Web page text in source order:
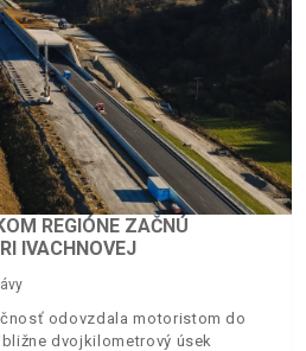
REGIÓNE ZAČNÚ
IVACHNOVEJ
odovzdala motoristom do
dvojkilometrový úsek